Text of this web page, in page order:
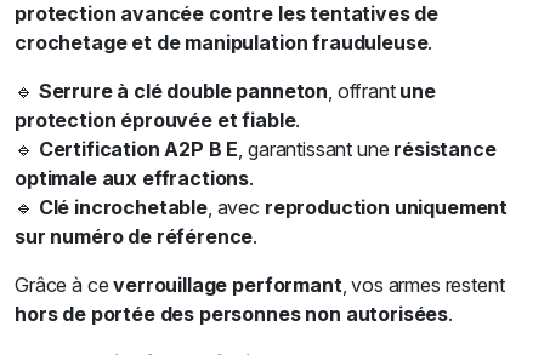
protection avancée contre les tentatives de
crochetage et de manipulation frauduleuse.
🔹 Serrure à clé double panneton, offrant une
protection éprouvée et fiable.
🔹 Certification A2P B E, garantissant une résistance
optimale aux effractions.
🔹 Clé incrochetable, avec reproduction uniquement
sur numéro de référence.
Grâce à ceverrouillage performant, vos armes restent
hors de portée des personnes non autorisées.